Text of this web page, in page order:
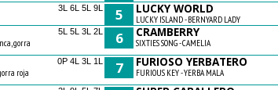
3L 6L 5L 9L 5 LUCKY WORLD
LUCKY ISLAND - BERNYARD LADY
gorra
5L 5L 3L 2L 6 CRAMBERRY
SIXTIES SONG - CAMELIA
roja
0P 4L 3L 1L 7 FURIOSO YERBATERO
FURIOUS KEY - YERBA MALA